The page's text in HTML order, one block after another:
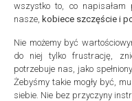
wszystko to, co
nasze, kobiece szczęście i
Nie możemy być
do niej tylko frustrację,
potrzebuje nas, jako
Żebyśmy takie mogły być,
siebie. Nie bez przyczyny